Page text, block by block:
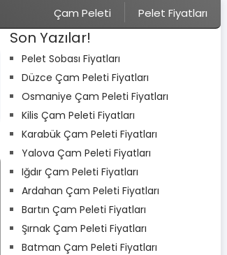
Çam Peleti Pelet Fiyatları
Son Yazılar!
Pelet Sobası Fiyatları
Düzce Çam Peleti Fiyatları
Osmaniye Çam Peleti Fiyatları
Kilis Çam Peleti Fiyatları
Karabük Çam Peleti Fiyatları
Yalova Çam Peleti Fiyatları
Iğdır Çam Peleti Fiyatları
Ardahan Çam Peleti Fiyatları
Bartın Çam Peleti Fiyatları
Şırnak Çam Peleti Fiyatları
Batman Çam Peleti Fiyatları